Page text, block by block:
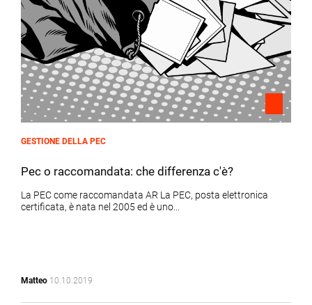
GESTIONE DELLA PEC
Pec o raccomandata: che differenza c'è?
La PEC come raccomandata AR La PEC, posta elettronica
certificata, è nata nel 2005 ed è uno...
Matteo 10.10.2019